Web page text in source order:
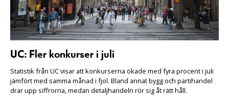
UC: Fler konkurser i juli
Statistik från UC visar att konkurserna ökade med fyra procent i juli
jämfört med samma månad i fjol. Bland annat bygg och partihandel
drar upp siffrorna, medan detaljhandeln rör sig åt rätt håll.